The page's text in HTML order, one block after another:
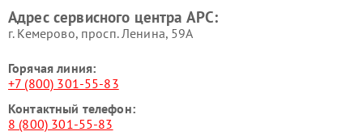
Адрес сервисного центра APC:
г. Кемерово, просп. Ленина, 59А
Горячая линия:
+7 (800) 301-55-83
Контактный телефон:
8 (800) 301-55-83